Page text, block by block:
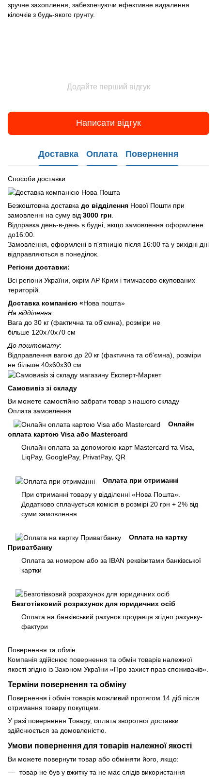
зручне захоплення, забезпечуючи ефективне видалення
кілочків з будь-якого грунту.
Додайте перший відгук
Написати відгук
Доставка Оплата Повернення
Способи доставки
Безкоштовна доставка до відділення Нової Пошти при
замовленні на суму від 3000 грн
Відправка день-в-день в будні, якщо замовлення оформлене
до16:00.
Замовлення, оформлені в п'ятницю після 16:00 та у вихідні дні
відправляються в понеділок.
Регіони доставки:
Всі регіони України, окрім АР Крим і тимчасово окупованих
територій.
Доставка компанією «Нова пошта»
На відділення:
Вага до 30 кг (фактична та об'ємна), розміри не
більше 120х70х70 см
До поштомату:
Відправлення вагою до 20 кг (фактична та об'ємна), розміри
не більше 40х60х30 см
Самовивіз зі складу
Ви можете самостійно забрати товар з нашого складу
Оплата замовлення
Онлайн
оплата картою Visa або Mastercard
Онлайн оплата за допомогою карт Mastercard та Visa,
LiqPay, GooglePay, PrivatPay, QR
Оплата при отриманні
При отриманні товару у відділенні «Нова Пошта».
Додатково сплачується комісія в розмірі 20 грн + 2% від
суми замовлення
Оплата на картку
Приватбанку
Оплата за номером або за IBAN реквізитами банківської
картки
Безготівковий розрахунок для юридичних осіб
Оплата на банківський рахунок продавця згідно рахунку-
фактури
Повернення та обмін
Компанія здійснює повернення та обмін товарів належної
якості згідно із Законом України «Про захист прав споживачів».
Терміни повернення та обміну
Повернення і обмін товарів можливий протягом 14 діб після
отримання товару покупцем.
У разі повернення Товару, оплата зворотної доставки
здійснюється за домовленістю.
Умови повернення для товарів належної якості
Ви можете повернути товар або обміняти його, якщо:
товар не був у вжитку та не має слідів використання